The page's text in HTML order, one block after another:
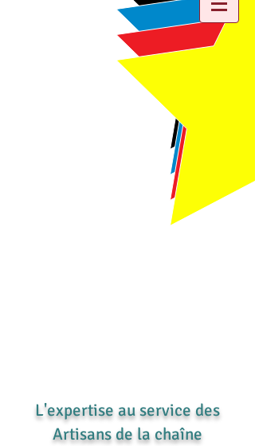
L'expertise au service des
Artisans de la chaîne